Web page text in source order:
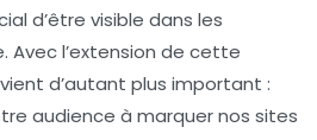
d’être visible dans les
Avec l’extension de cette
d’autant plus important :
audience à marquer nos sites